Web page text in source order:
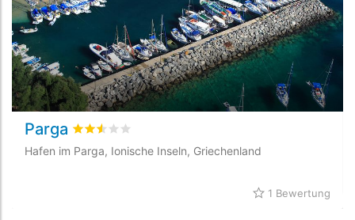
Parga bewertet2.5
Hafen im Parga, Ionische Inseln, Griechenland
1 Bewertung